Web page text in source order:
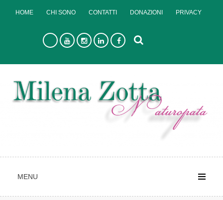
HOME CHI SONO CONTATTI DONAZIONI PRIVACY
MENU